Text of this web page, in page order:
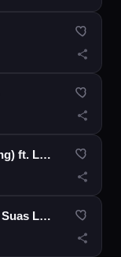
A Bênção (The Blessing) ft. Lukas Agustinho
Deus Não Desperdiça Suas Lágrimas